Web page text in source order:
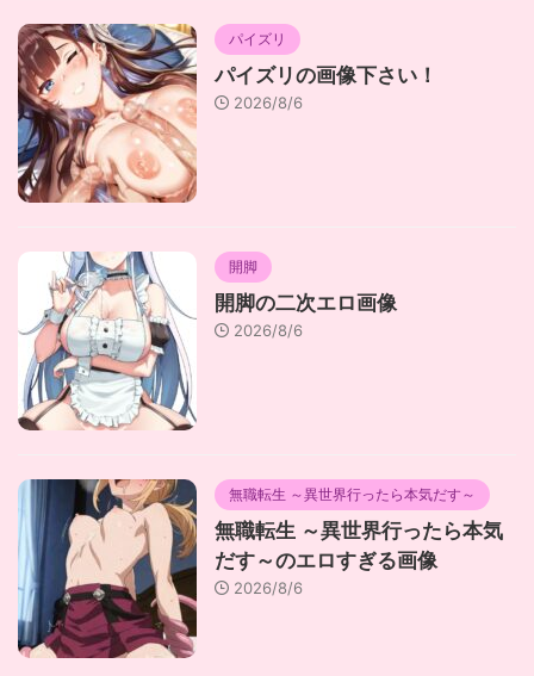
パイズリ
パイズリの画像下さい！
2026/8/6
開脚
開脚の二次エロ画像
2026/8/6
無職転生 ～異世界行ったら本気だす～
無職転生 ～異世界行ったら本気
だす～のエロすぎる画像
2026/8/6